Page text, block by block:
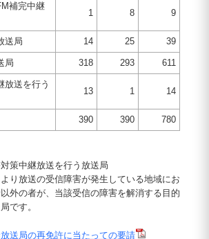
補完中継
1 8 9
送局 14 25 39
局 318 293 611
放送を行う
13 1 14
390 390 780
対策中継放送を行う放送局
り放送の受信障害が発生している地域にお
外の者が、当該受信の障害を解消する目的
です。
送局の再免許に当たっての要請